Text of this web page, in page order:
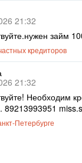
21:32
займ
кредиторов
21:32
Необходим
89213993951
Петербурге